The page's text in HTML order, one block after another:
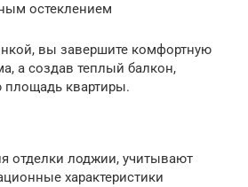
остеклением
вы завершите комфортную
а создав теплый балкон,
площадь квартиры.
отделки лоджии, учитывают
характеристики